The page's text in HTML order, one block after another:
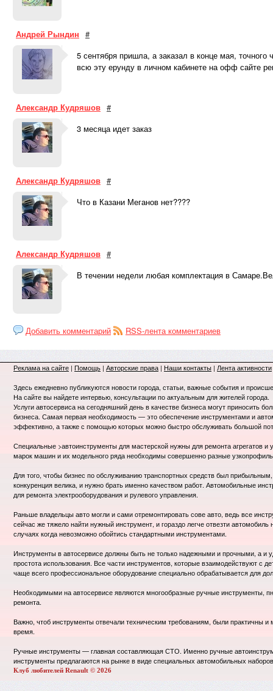
Андрей Рындин #
5 сентября пришла, а заказал в конце мая,
всю эту ерунду в личном кабинете на офф сайте
Александр Кудряшов #
3 месяца идет заказ
Александр Кудряшов #
Что в Казани Меганов нет????
Александр Кудряшов #
В течении недели любая комплектация в
Добавить комментарий RSS-лента комментариев
Реклама на сайте | Помощь | Авторские права | Наши контакты | Лента активности
Здесь ежедневно публикуются новости города, статьи, важные события и
На сайте вы найдете интервью, консультации по актуальным для жителей города.
Услуги автосервиса на сегодняшний день в качестве бизнеса могут приносить
бизнеса. Самая первая необходимость — это обеспечение инструментами и
эффективно, а также с помощью которых можно быстро обслуживать большой
Специальные >автоинструменты для мастерской нужны для ремонта агрегатов
марок машин и их модельного ряда необходимы совершенно разные
Для того, чтобы бизнес по обслуживанию транспортных средств был
конкуренция велика, и нужно брать именно качеством работ. Автомобильные
для ремонта электрооборудования и рулевого управления.
Раньше владельцы авто могли и сами отремонтировать сове авто, ведь все
сейчас же тяжело найти нужный инструмент, и гораздо легче отвезти
случаях когда невозможно обойтись стандартными инструментами.
Инструменты в автосервисе должны быть не только надежными и прочными, а и
простота использования. Все части инструментов, которые взаимодействуют
чаще всего профессиональное оборудование специально обрабатывается для
Необходимыми на автосервисе являются многообразные ручные инструменты,
ремонта.
Важно, чтоб инструменты отвечали техническим требованиям, были практичны
время.
Ручные инструменты — главная составляющая СТО. Именно ручные
инструменты предлагаются на рынке в виде специальных автомобильных
Клуб любителей Renault © 2026